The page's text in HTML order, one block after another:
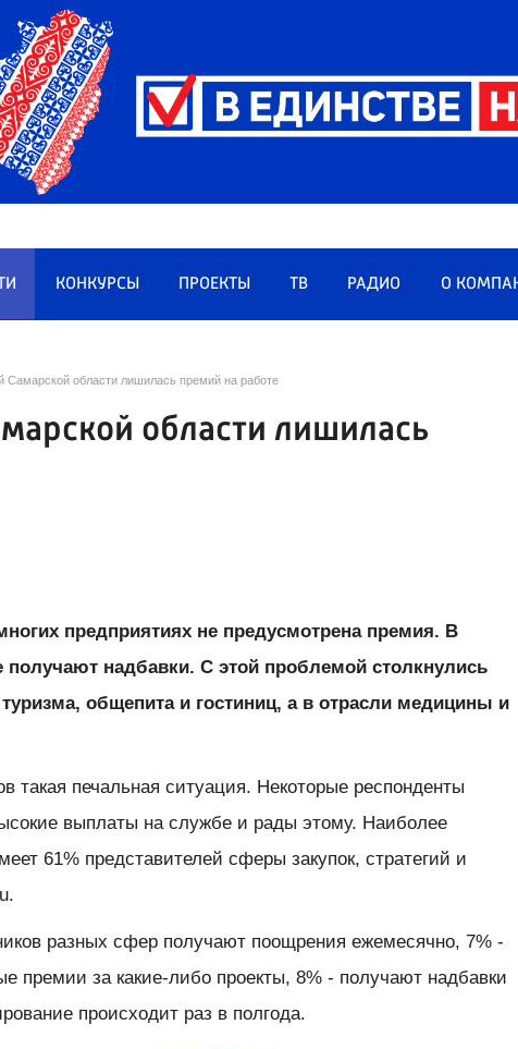
КОНКУРСЫ ПРОЕКТЫ ТВ РАДИО О
Самарской области лишилась премий на работе
области лишилась
предприятиях не предусмотрена премия. В
получают надбавки. С этой проблемой столкнулись
общепита и гостиниц, а в отрасли медицины и
такая печальная ситуация. Некоторые респонденты
выплаты на службе и рады этому. Наиболее
61% представителей сферы закупок, стратегий и
разных сфер получают поощрения ежемесячно, 7% -
премии за какие-либо проекты, 8% - получают надбавки
происходит раз в полгода.